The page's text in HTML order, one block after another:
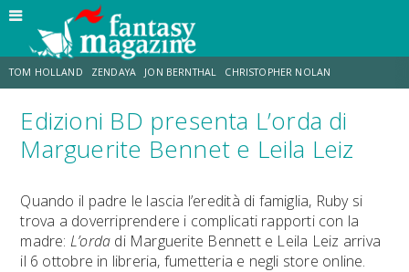
TOM HOLLAND ZENDAYA JON BERNTHAL CHRISTOPHER NOLAN
STRANIMONDI LUCCA COMICS & GAMES ODISSEA JACOB BATALON
Edizioni BD presenta L’orda di
Marguerite Bennet e Leila Leiz
Quando il padre le lascia l’eredità di famiglia, Ruby si
trova a doverriprendere i complicati rapporti con la
madre: L’orda di Marguerite Bennett e Leila Leiz arriva
il 6 ottobre in libreria, fumetteria e negli store online.